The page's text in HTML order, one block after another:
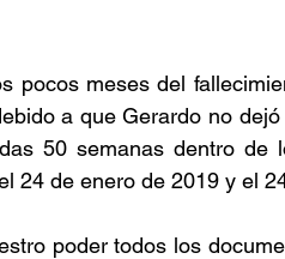
pocos meses del
a que Gerardo no
50 semanas dentro
24 de enero de 2019 y el
poder todos los